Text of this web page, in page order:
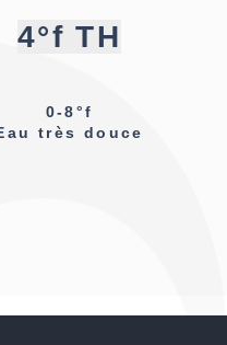
4°f TH
0-8°f
très douce